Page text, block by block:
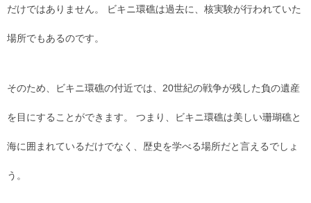
だけではありません。 ビキニ環礁は過去に、核実験が行われていた
場所でもあるのです。
そのため、ビキニ環礁の付近では、20世紀の戦争が残した負の遺産
を目にすることができます。 つまり、ビキニ環礁は美しい珊瑚礁と
海に囲まれているだけでなく、歴史を学べる場所だと言えるでしょ
う。